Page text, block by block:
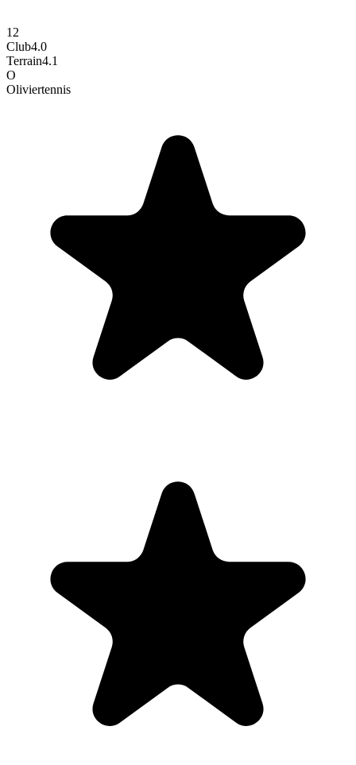
12
Club4.0
Terrain4.1
O
Oliviertennis